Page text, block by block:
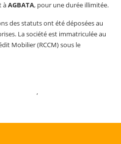
àAGBATA, pour une durée illimitée.
des statuts ont été déposées au
La société est immatriculée au
Mobilier (RCCM) sous le